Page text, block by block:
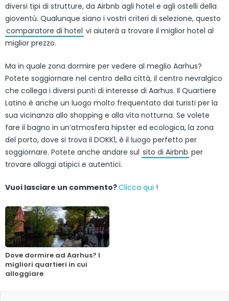
diversi tipi di strutture, da Airbnb agli hotel e agli ostelli della
gioventù. Qualunque siano i vostri criteri di selezione, questo
comparatore di hotel vi aiuterà a trovare il miglior hotel al
miglior prezzo.
Ma in quale zona dormire per vedere al meglio Aarhus?
Potete soggiornare nel centro della città, il centro nevralgico
che collega i diversi punti di interesse di Aarhus. Il Quartiere
Latino è anche un luogo molto frequentato dai turisti per la
sua vicinanza allo shopping e alla vita notturna. Se volete
fare il bagno in un’atmosfera hipster ed ecologica, la zona
del porto, dove si trova il DOKK1, è il luogo perfetto per
soggiornare. Potete anche andare sul sito di Airbnb per
trovare alloggi atipici e autentici.
Vuoi lasciare un commento?Clicca qui !
Dove dormire ad Aarhus? I
migliori quartieri in cui
alloggiare